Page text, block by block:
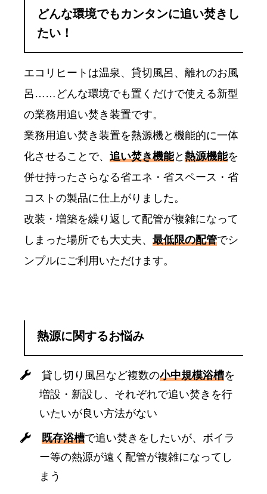
どんな環境でもカンタンに追い焚きし
たい！
エコリヒートは温泉、貸切風呂、離れのお風
呂……どんな環境でも置くだけで使える新型
の業務用追い焚き装置です。
業務用追い焚き装置を熱源機と機能的に一体
化させることで、 追い焚き機能と 熱源機能を
併せ持ったさらなる省エネ・省スペース・省
コストの製品に仕上がりました。
改装・増築を繰り返して配管が複雑になって
しまった場所でも大丈夫、 最低限の配管でシ
ンプルにご利用いただけます。
熱源に関するお悩み
貸し切り風呂など複数の小中規模浴槽を
増設・新設し、それぞれで追い焚きを行
いたいが良い方法がない
既存浴槽で追い焚きをしたいが、ボイラ
ー等の熱源が遠く配管が複雑になってし
まう